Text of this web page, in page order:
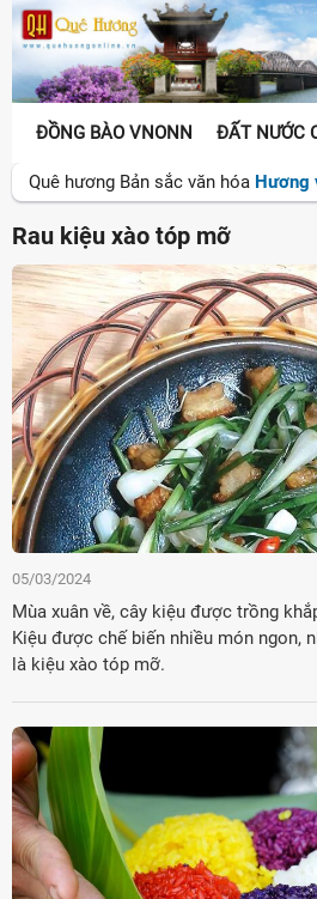
ĐỒNG BÀO VNONN ĐẤT NƯỚC
Quê hương Bản sắc văn hóa Hương
Rau kiệu xào tóp mỡ
05/03/2024
Mùa xuân về, cây kiệu được trồng
Kiệu được chế biến nhiều món ngon,
là kiệu xào tóp mỡ.